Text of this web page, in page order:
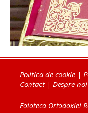
Politica de cookie |
Contact| Despre noi
Fototeca Ortodoxiei